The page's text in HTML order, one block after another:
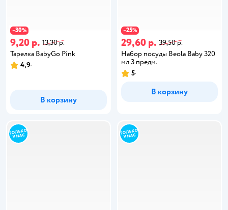
−30%
9,20 р. 13,30 р.
Тарелка BabyGo Pink
4,9
В корзину
−25%
29,60 р. 39,50 р.
Набор посуды Beola Baby 320
мл 3 предм.
5
В корзину